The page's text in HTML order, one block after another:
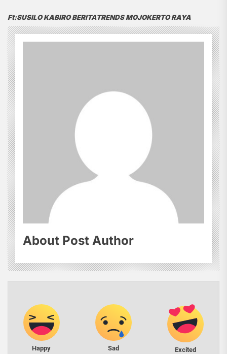
Ft:SUSILO KABIRO BERITATRENDS MOJOKERTO RAYA
About Post Author
Happy Sad Excited